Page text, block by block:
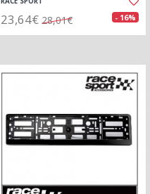
23,64€ 28,01€ - 16%